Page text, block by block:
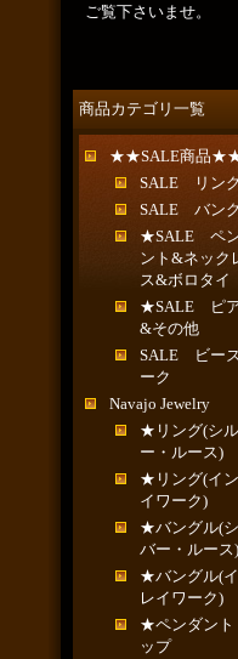
ご覧下さいませ。
商品カテゴリ一覧
★★SALE商品
SALE リン
SALE バン
★SALE ペ
ント&ネック
ス&ボロタイ
★SALE ピ
&その他
SALE ビー
ーク
Navajo Jewelry
★リング(シ
ー・ルース)
★リング(イ
イワーク)
★バングル(
バー・ルース)
★バングル(
レイワーク)
★ペンダント
ップ